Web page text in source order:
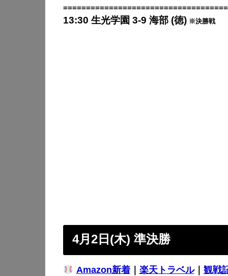
13:30 生光学園 3-9 海部 (徳) ※決勝戦
4月2日(木) 準決勝
Amazon新着｜ 楽天トラベル｜ 観戦